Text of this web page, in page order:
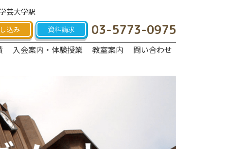
芸大学駅
込み 資料請求 03-5773-0975
入会案内・体験授業 教室案内 問い合わせ